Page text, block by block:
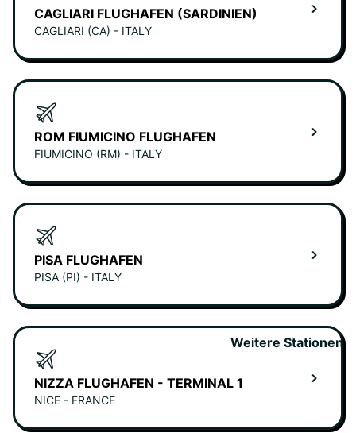
CAGLIARI FLUGHAFEN (SARDINIEN)
CAGLIARI (CA) - ITALY
ROM FIUMICINO FLUGHAFEN
FIUMICINO (RM) - ITALY
PISA FLUGHAFEN
PISA (PI) - ITALY
NIZZA FLUGHAFEN - TERMINAL 1
NICE - FRANCE
Weitere Stationen